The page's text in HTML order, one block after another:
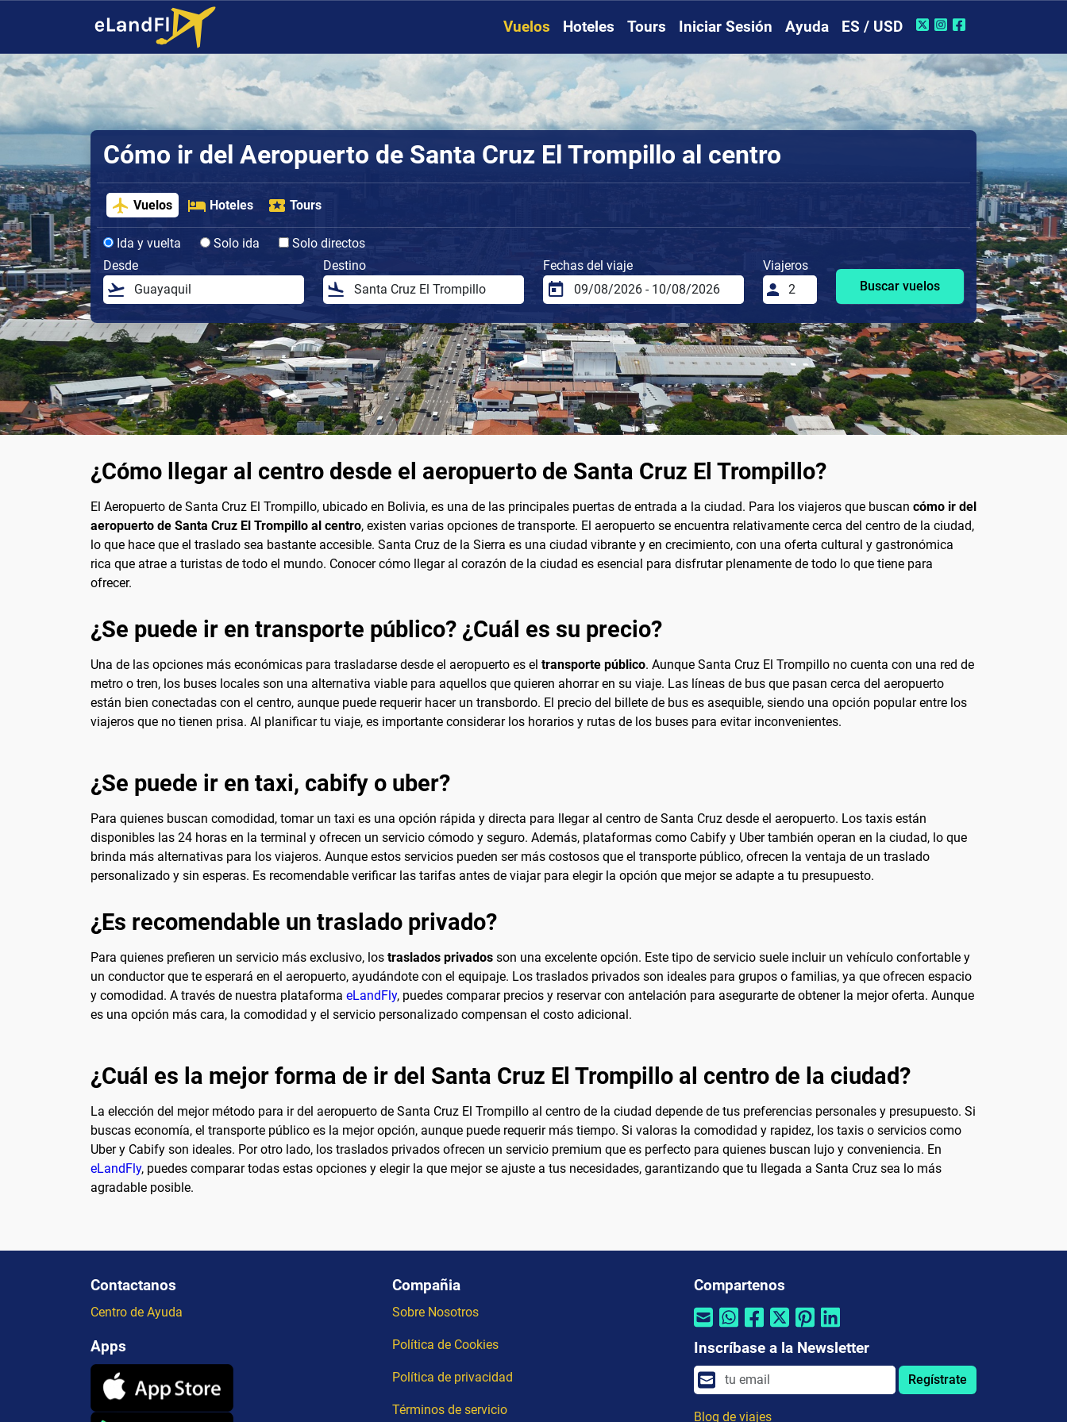
Vuelos Hoteles Tours Iniciar Sesión Ayuda ES / USD
Cómo ir del Aeropuerto de Santa Cruz El Trompillo al centro
Vuelos Hoteles Tours
Ida y vuelta Solo ida
Solo directos
Desde
Destino Fechas del viaje
Viajeros
Buscar vuelos
¿Cómo llegar al centro desde el aeropuerto de Santa Cruz El Trompillo?
El Aeropuerto de Santa Cruz El Trompillo, ubicado en Bolivia, es una de las principales puertas de entrada a la ciudad. Para los viajeros que buscan cómo ir del
aeropuerto de Santa Cruz El Trompillo al centro, existen varias opciones de transporte. El aeropuerto se encuentra relativamente cerca del centro de la ciudad,
lo que hace que el traslado sea bastante accesible. Santa Cruz de la Sierra es una ciudad vibrante y en crecimiento, con una oferta cultural y gastronómica
rica que atrae a turistas de todo el mundo. Conocer cómo llegar al corazón de la ciudad es esencial para disfrutar plenamente de todo lo que tiene para
ofrecer.
¿Se puede ir en transporte público? ¿Cuál es su precio?
Una de las opciones más económicas para trasladarse desde el aeropuerto es el transporte público. Aunque Santa Cruz El Trompillo no cuenta con una red de
metro o tren, los buses locales son una alternativa viable para aquellos que quieren ahorrar en su viaje. Las líneas de bus que pasan cerca del aeropuerto
están bien conectadas con el centro, aunque puede requerir hacer un transbordo. El precio del billete de bus es asequible, siendo una opción popular entre los
viajeros que no tienen prisa. Al planificar tu viaje, es importante considerar los horarios y rutas de los buses para evitar inconvenientes.
¿Se puede ir en taxi, cabify o uber?
Para quienes buscan comodidad, tomar un taxi es una opción rápida y directa para llegar al centro de Santa Cruz desde el aeropuerto. Los taxis están
disponibles las 24 horas en la terminal y ofrecen un servicio cómodo y seguro. Además, plataformas como Cabify y Uber también operan en la ciudad, lo que
brinda más alternativas para los viajeros. Aunque estos servicios pueden ser más costosos que el transporte público, ofrecen la ventaja de un traslado
personalizado y sin esperas. Es recomendable verificar las tarifas antes de viajar para elegir la opción que mejor se adapte a tu presupuesto.
¿Es recomendable un traslado privado?
Para quienes prefieren un servicio más exclusivo, los traslados privados son una excelente opción. Este tipo de servicio suele incluir un vehículo confortable y
un conductor que te esperará en el aeropuerto, ayudándote con el equipaje. Los traslados privados son ideales para grupos o familias, ya que ofrecen espacio
y comodidad. A través de nuestra plataforma eLandFly, puedes comparar precios y reservar con antelación para asegurarte de obtener la mejor oferta. Aunque
es una opción más cara, la comodidad y el servicio personalizado compensan el costo adicional.
¿Cuál es la mejor forma de ir del Santa Cruz El Trompillo al centro de la ciudad?
La elección del mejor método para ir del aeropuerto de Santa Cruz El Trompillo al centro de la ciudad depende de tus preferencias personales y presupuesto. Si
buscas economía, el transporte público es la mejor opción, aunque puede requerir más tiempo. Si valoras la comodidad y rapidez, los taxis o servicios como
Uber y Cabify son ideales. Por otro lado, los traslados privados ofrecen un servicio premium que es perfecto para quienes buscan lujo y conveniencia. En
eLandFly, puedes comparar todas estas opciones y elegir la que mejor se ajuste a tus necesidades, garantizando que tu llegada a Santa Cruz sea lo más
agradable posible.
Contactanos
Centro de Ayuda
Apps
Compañia
Sobre Nosotros
Política de Cookies
Política de privacidad
Términos de servicio
Compartenos
Inscríbase a la Newsletter
Regístrate
Blog de viajes